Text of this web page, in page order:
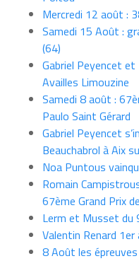
Mercredi 12 août :
Samedi 15 Août :
(64)
Gabriel Peyencet et
Availles Limouzine
Samedi 8 août :
Paulo Saint Gérard
Gabriel Peyencet
Beauchabrol à Aix
Noa Puntous
Romain
67ème Grand Prix
Lerm et Musset du
Valentin Renard
8 Août les